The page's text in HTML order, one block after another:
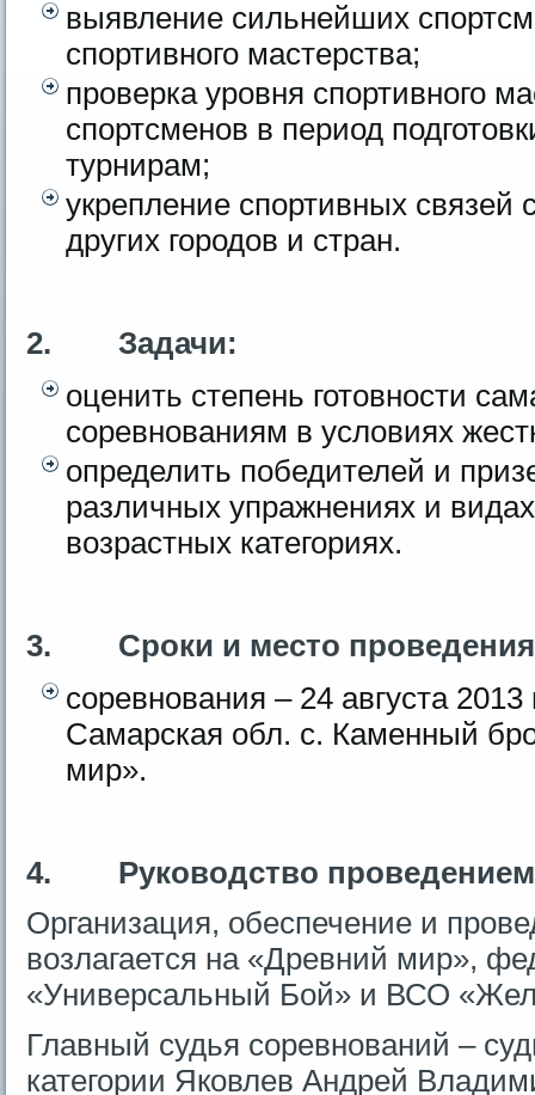
выявление сильнейших
спортивного мастерства;
проверка уровня спортивного
спортсменов в период
турнирам;
укрепление спортивных связей
других городов и стран.
2. Задачи:
оценить степень готовности
соревнованиям в условиях
определить победителей и
различных упражнениях и
возрастных категориях.
3. Сроки и место
соревнования – 24 августа 2013
Самарская обл. с. Каменный
мир».
4. Руководство
Организация, обеспечение и
возлагается на «Древний мир»,
«Универсальный Бой» и ВСО
Главный судья соревнований –
категории Яковлев Андрей